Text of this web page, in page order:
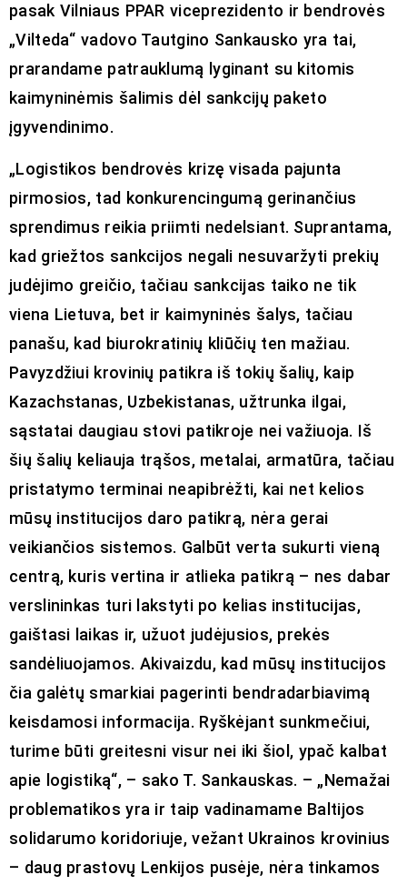
pasak Vilniaus PPAR viceprezidento ir bendrovės
„Vilteda“ vadovo Tautgino Sankausko yra tai,
prarandame patrauklumą lyginant su kitomis
kaimyninėmis šalimis dėl sankcijų paketo
įgyvendinimo.
„Logistikos bendrovės krizę visada pajunta
pirmosios, tad konkurencingumą gerinančius
sprendimus reikia priimti nedelsiant. Suprantama,
kad griežtos sankcijos negali nesuvaržyti prekių
judėjimo greičio, tačiau sankcijas taiko ne tik
viena Lietuva, bet ir kaimyninės šalys, tačiau
panašu, kad biurokratinių kliūčių ten mažiau.
Pavyzdžiui krovinių patikra iš tokių šalių, kaip
Kazachstanas, Uzbekistanas, užtrunka ilgai,
sąstatai daugiau stovi patikroje nei važiuoja. Iš
šių šalių keliauja trąšos, metalai, armatūra, tačiau
pristatymo terminai neapibrėžti, kai net kelios
mūsų institucijos daro patikrą, nėra gerai
veikiančios sistemos. Galbūt verta sukurti vieną
centrą, kuris vertina ir atlieka patikrą – nes dabar
verslininkas turi lakstyti po kelias institucijas,
gaištasi laikas ir, užuot judėjusios, prekės
sandėliuojamos. Akivaizdu, kad mūsų institucijos
čia galėtų smarkiai pagerinti bendradarbiavimą
keisdamosi informacija. Ryškėjant sunkmečiui,
turime būti greitesni visur nei iki šiol, ypač kalbat
apie logistiką“, – sako T. Sankauskas. – „Nemažai
problematikos yra ir taip vadinamame Baltijos
solidarumo koridoriuje, vežant Ukrainos krovinius
– daug prastovų Lenkijos pusėje, nėra tinkamos